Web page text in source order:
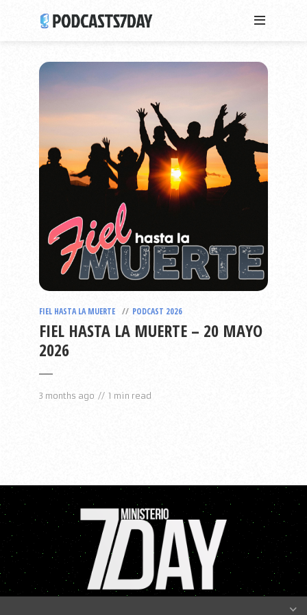
FIEL HASTA LA MUERTE PODCAST 2026
FIEL HASTA LA MUERTE – 20 MAYO
2026
3 months ago 1 min read